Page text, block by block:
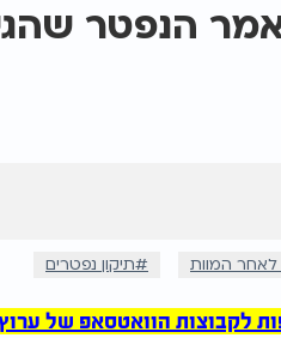
הנפטר
לאחר המוות תיקון נפטרים
הוואטסאפ של ערוץ 2000